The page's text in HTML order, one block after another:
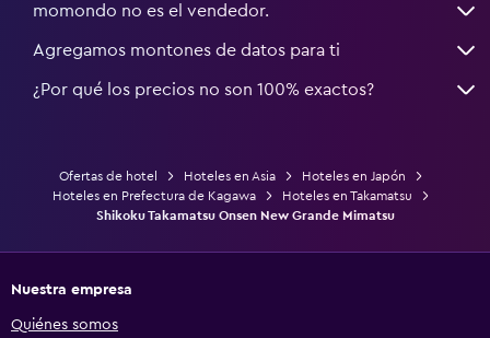
momondo no es el vendedor.
Agregamos montones de datos para ti
¿Por qué los precios no son 100% exactos?
Ofertas de hotel Hoteles en Asia
Hoteles en Japón
Hoteles en Prefectura de Kagawa
Hoteles en Takamatsu
Shikoku Takamatsu Onsen New Grande Mimatsu
Nuestra empresa
Quiénes somos